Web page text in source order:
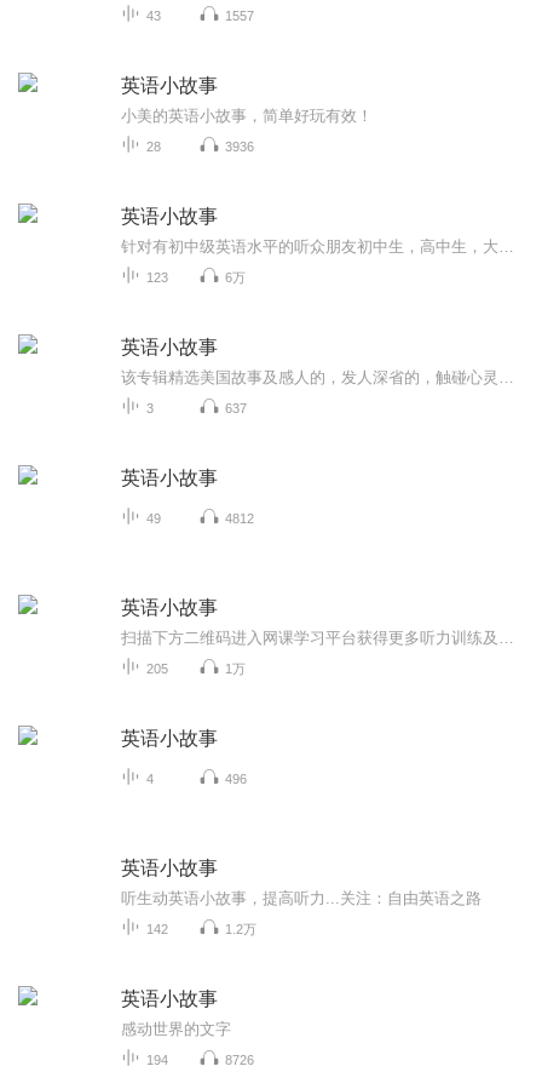
43 1557
英语小故事
小美的英语小故事，简单好玩有效！
28 3936
英语小故事
123 6万
英语小故事
3 637
英语小故事
49 4812
英语小故事
205 1万
英语小故事
4 496
英语小故事
听生动英语小故事，提高听力...关注：自由英语之路
142 1.2万
英语小故事
感动世界的文字
194 8726